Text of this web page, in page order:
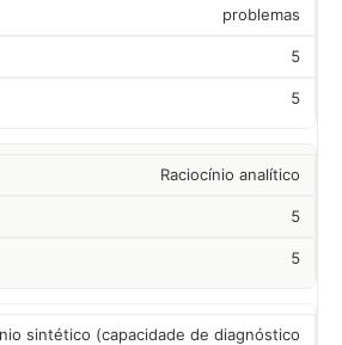
problemas
5
5
Raciocínio analítico
5
5
sintético (capacidade de diagnóstico